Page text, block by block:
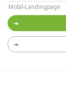
Mobil-Landingpage